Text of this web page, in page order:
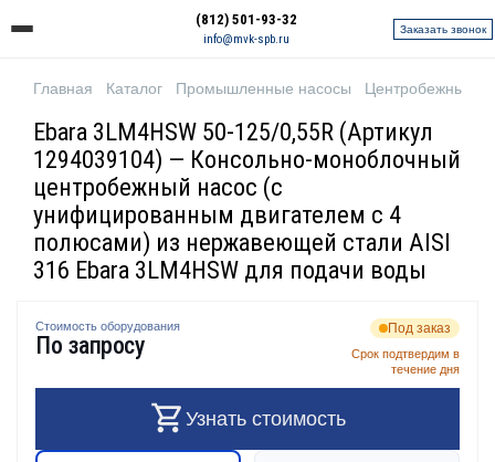
(812) 501-93-32
info@mvk-spb.ru
Заказать звонок
Главная Каталог Промышленные насосы Центробежные
Ebara 3LM4HSW 50-125/0,55R (Артикул
1294039104) — Консольно-моноблочный
центробежный насос (с
унифицированным двигателем с 4
полюсами) из нержавеющей стали AISI
316 Ebara 3LM4HSW для подачи воды
Стоимость оборудования
По запросу
Под заказ
Срок подтвердим в
течение дня
Узнать стоимость